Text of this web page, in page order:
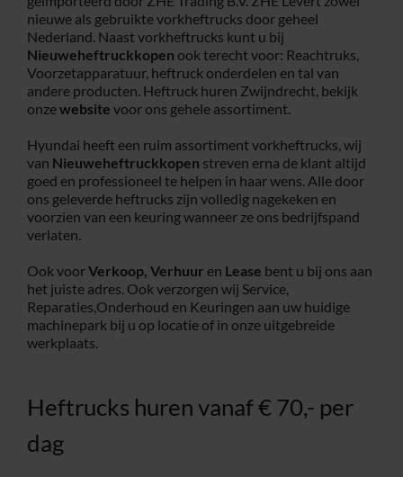
Contact
nieuwe als gebruikte vorkheftrucks door geheel
Nederland. Naast vorkheftrucks kunt u bij
Nieuweheftruckkopen ook terecht voor: Reachtruks,
Voorzetapparatuur, heftruck onderdelen en tal van
andere producten. Heftruck huren Zwijndrecht, bekijk
onzewebsite voor ons gehele assortiment.
Hyundai heeft een ruim assortiment vorkheftrucks, wij
van Nieuweheftruckkopen streven erna de klant altijd
goed en professioneel te helpen in haar wens. Alle door
ons geleverde heftrucks zijn volledig nagekeken en
voorzien van een keuring wanneer ze ons bedrijfspand
verlaten.
Ook voorVerkoop, Verhuur en Lease bent u bij ons aan
het juiste adres. Ook verzorgen wij Service,
Reparaties,Onderhoud en Keuringen aan uw huidige
machinepark bij u op locatie of in onze uitgebreide
werkplaats.
Heftrucks huren vanaf € 70,- per
dag